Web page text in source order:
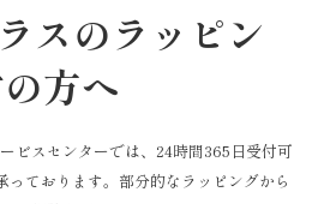
スのラッピン
方へ
ビスセンターでは、24時間365日受付可
ております。部分的なラッピングから